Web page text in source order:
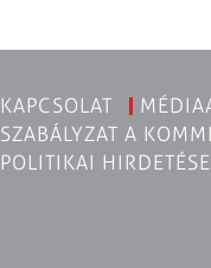
KAPCSOLAT
SZABÁLYZAT A
POLITIKAI